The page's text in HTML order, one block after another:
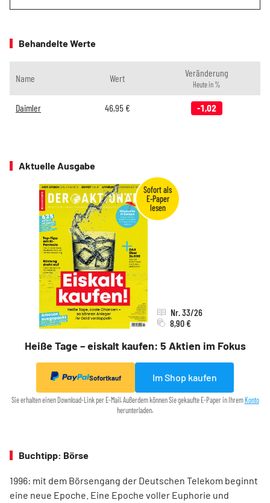
Behandelte Werte
Name Wert Veränderung
Heute in %
Daimler 46,95€ -1,02
Aktuelle Ausgabe
Heiße Tage – eiskalt kaufen: 5 Aktien im Fokus
Nr. 33/26
8,90 €
Sofortkauf Im Shop kaufen
Sie erhalten einen Download-Link per E-Mail. Außerdem können Sie gekaufte E-Paper in Ihrem Konto
herunterladen.
Buchtipp: Börse
1996: mit dem ­Börsen­­gang der Deutschen Telekom ­beginnt
eine neue ­Epoche. Eine Epoche voller ­Euphorie und